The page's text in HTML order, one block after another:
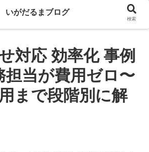
対応 効率化 事例
担当が費用ゼロ〜
まで段階別に解
いがだるまブログ
検索